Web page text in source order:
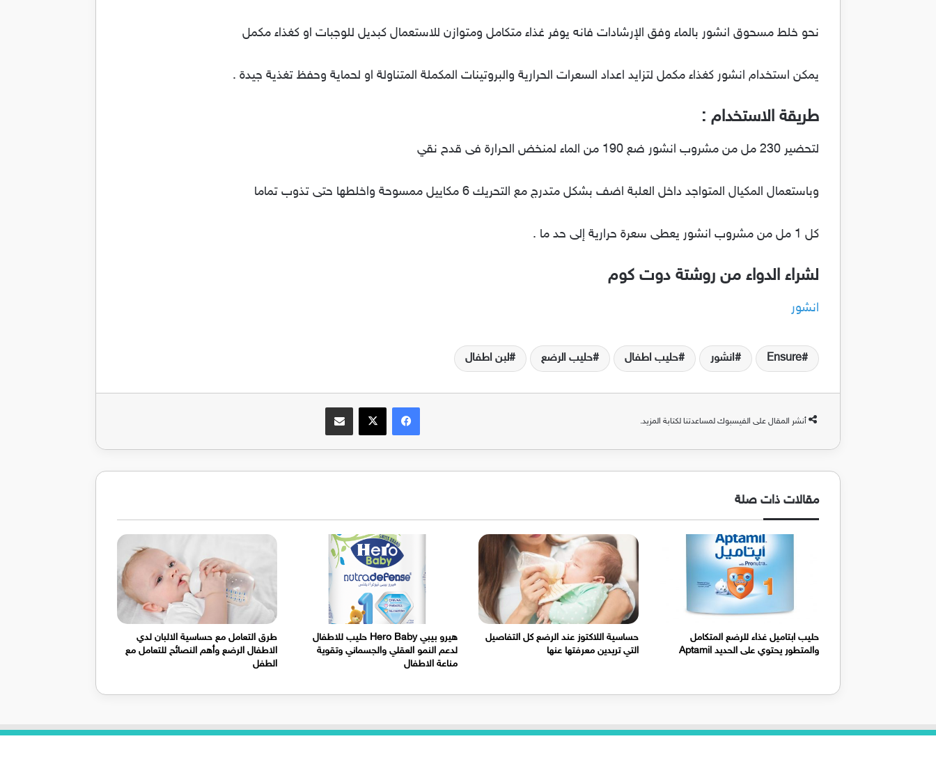
نحو خلط مسحوق انشور بالماء وفق الإرشادات فانه يوفر غذاء متكامل ومتوازن للاستعمال كبديل للوجبات او كغذاء مكمل
يمكن استخدام انشور كغذاء مكمل لتزايد اعداد السعرات الحرارية والبروتينات المكملة المتناولة او لحماية وحفظ تغذية جيدة .
طريقة الاستخدام :
لتحضير 230 مل من مشروب انشور ضع 190 من الماء لمنخض الحرارة فى قدح نقي
وباستعمال المكيال المتواجد داخل العلبة اضف بشكل متدرج مع التحريك 6 مكاييل ممسوحة واخلطها حتى تذوب تماما
كل 1 مل من مشروب انشور يعطى سعرة حرارية إلى حد ما .
لشراء الدواء من روشتة دوت كوم
انشور
Ensure انشور حليب اطفال حليب الرضع لبن اطفال
أنشر المقال على الفيسبوك لمساعدتنا لكتابة المزيد.
فيسبوك
مقالات ذات صلة
حليب ابتاميل غذاء للرضع المتكامل
والمتطور يحتوي على الحديد Aptamil
حساسية اللاكتوز عند الرضع كل التفاصيل
التي تريدين معرفتها عنها
هيرو بيبي Hero Baby حليب للاطفال
لدعم النمو العقلي والجسماني وتقوية
مناعة الاطفال
طرق التعامل مع حساسية الالبان لدي
الاطفال الرضع وأهم النصائح للتعامل مع
الطفل